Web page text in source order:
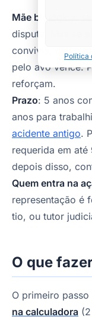
Política
Mãe biológica
:
disputa. Mas se
convivia, não
pelo avô vence.
reforçam.
Prazo: 5 anos
anos para
acidente antigo.
requerida em
depois disso,
Quem entra na
representação é
tio, ou tutor
O que
O primeiro passo
na calculadora